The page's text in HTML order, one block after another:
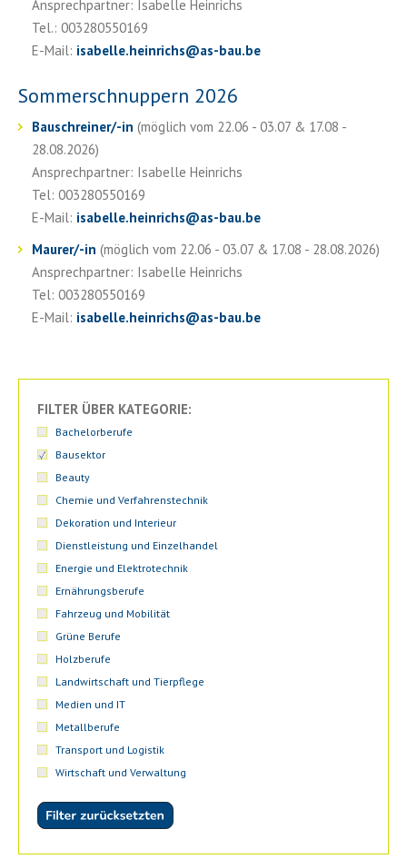
Ansprechpartner: Isabelle Heinrichs
Tel.: 003280550169
E-Mail: isabelle.heinrichs@as-bau.be
Sommerschnuppern 2026
Bauschreiner/-in (möglich vom 22.06 - 03.07 & 17.08 -
28.08.2026)
Ansprechpartner: Isabelle Heinrichs
Tel: 003280550169
E-Mail: isabelle.heinrichs@as-bau.be
Maurer/-in (möglich vom 22.06 - 03.07 & 17.08 - 28.08.2026)
Ansprechpartner: Isabelle Heinrichs
Tel: 003280550169
E-Mail: isabelle.heinrichs@as-bau.be
FILTER ÜBER KATEGORIE:
Bachelorberufe
Bausektor
Beauty
Chemie und Verfahrenstechnik
Dekoration und Interieur
Dienstleistung und Einzelhandel
Energie und Elektrotechnik
Ernährungsberufe
Fahrzeug und Mobilität
Grüne Berufe
Holzberufe
Landwirtschaft und Tierpflege
Medien und IT
Metallberufe
Transport und Logistik
Wirtschaft und Verwaltung